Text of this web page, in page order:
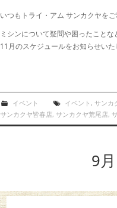
いつもトライ・アム サンカクヤを
ミシンについて疑問や困ったこと
11月のスケジュールをお知らせいた
イベント イベント , サンカ
サンカクヤ皆春店, サンカクヤ荒尾店,
9